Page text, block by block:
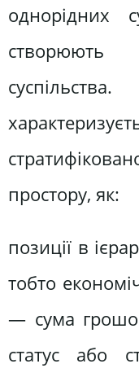
однорідних
створюють
простору, як:
позиції в
тобто
— сума
статус або